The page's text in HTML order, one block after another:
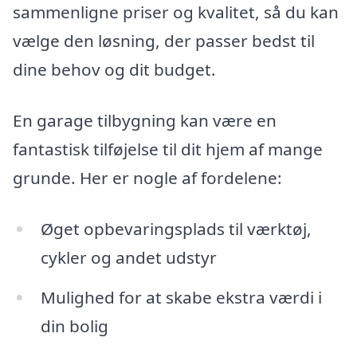
sammenligne priser og kvalitet, så du kan
vælge den løsning, der passer bedst til
dine behov og dit budget.
En garage tilbygning kan være en
fantastisk tilføjelse til dit hjem af mange
grunde. Her er nogle af fordelene:
Øget opbevaringsplads til værktøj,
cykler og andet udstyr
Mulighed for at skabe ekstra værdi i
din bolig